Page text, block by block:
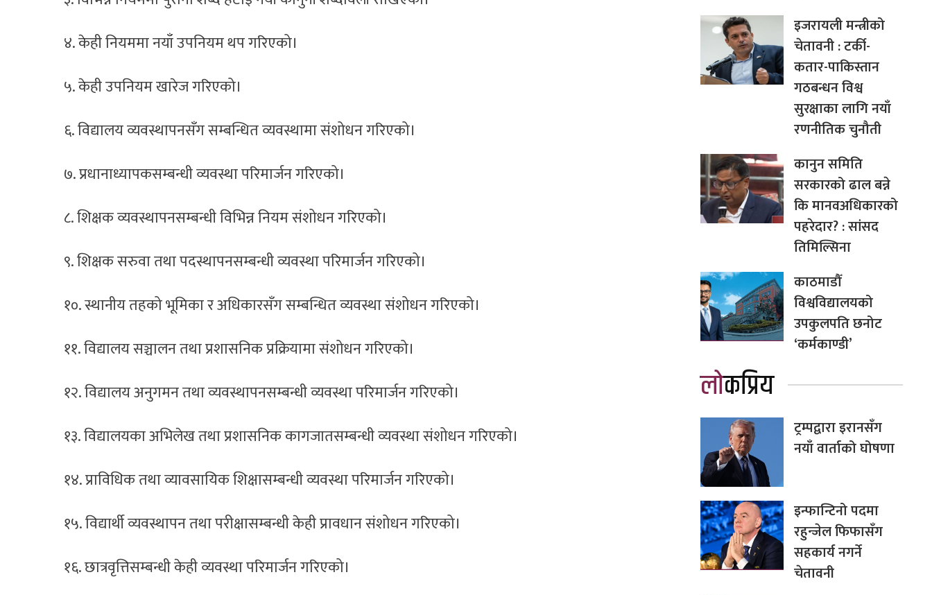
४. केही नियममा नयाँ उपनियम थप गरिएको।
५. केही उपनियम खारेज गरिएको।
६. विद्यालय व्यवस्थापनसँग सम्बन्धित व्यवस्थामा संशोधन गरिएको।
७. प्रधानाध्यापकसम्बन्धी व्यवस्था परिमार्जन गरिएको।
८. शिक्षक व्यवस्थापनसम्बन्धी विभिन्न नियम संशोधन गरिएको।
९. शिक्षक सरुवा तथा पदस्थापनसम्बन्धी व्यवस्था परिमार्जन गरिएको।
१०. स्थानीय तहको भूमिका र अधिकारसँग सम्बन्धित व्यवस्था संशोधन गरिएको।
११. विद्यालय सञ्चालन तथा प्रशासनिक प्रक्रियामा संशोधन गरिएको।
१२. विद्यालय अनुगमन तथा व्यवस्थापनसम्बन्धी व्यवस्था परिमार्जन गरिएको।
१३. विद्यालयका अभिलेख तथा प्रशासनिक कागजातसम्बन्धी व्यवस्था संशोधन गरिएको।
१४. प्राविधिक तथा व्यावसायिक शिक्षासम्बन्धी व्यवस्था परिमार्जन गरिएको।
१५. विद्यार्थी व्यवस्थापन तथा परीक्षासम्बन्धी केही प्रावधान संशोधन गरिएको।
१६. छात्रवृत्तिसम्बन्धी केही व्यवस्था परिमार्जन गरिएको।
इजरायली मन्त्रीको
चेतावनी : टर्की-
कतार-पाकिस्तान
गठबन्धन विश्व
सुरक्षाका लागि नयाँ
रणनीतिक चुनौती
कानुन समिति
सरकारको ढाल बन्ने
कि मानवअधिकारको
पहरेदार? : सांसद
तिमिल्सिना
काठमाडौँ
विश्वविद्यालयको
उपकुलपति छनोट
‘कर्मकाण्डी’
लोकप्रिय
ट्रम्पद्वारा इरानसँग
नयाँ वार्ताको घोषणा
इन्फान्टिनो पदमा
रहुन्जेल फिफासँग
सहकार्य नगर्ने
चेतावनी